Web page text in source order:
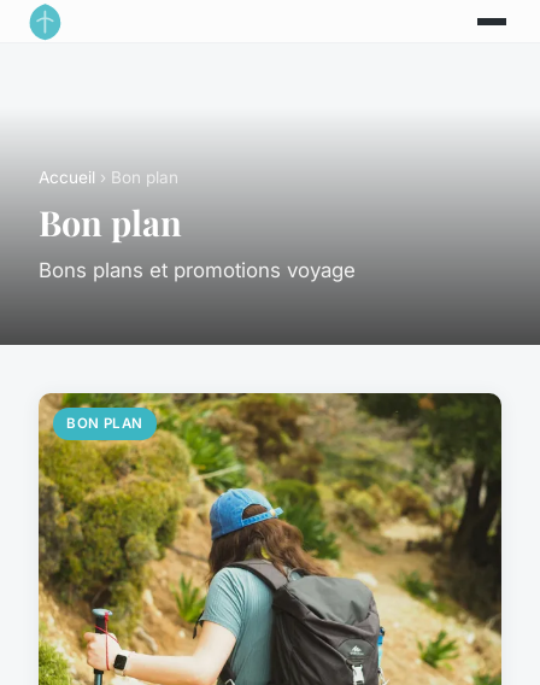
Accueil › Bon plan
Bon plan
Bons plans et promotions voyage
BON PLAN